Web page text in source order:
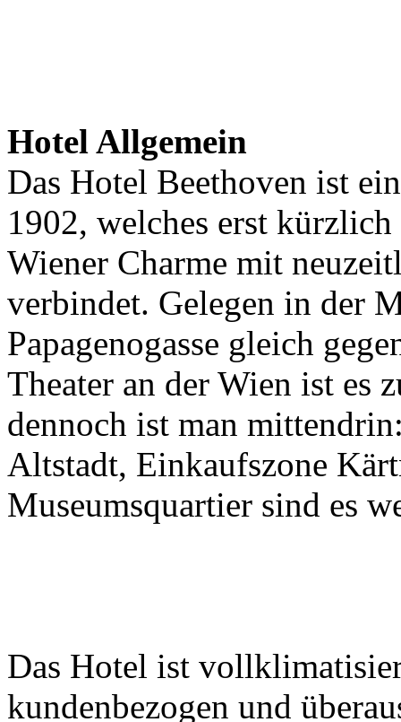
Hotel Allgemein
Das Hotel Beethoven ist
1902, welches erst
Wiener Charme mit
verbindet. Gelegen in der
Papagenogasse gleich
Theater an der Wien ist es
dennoch ist man
Altstadt, Einkaufszone
Museumsquartier sind es
Das Hotel ist
kundenbezogen und